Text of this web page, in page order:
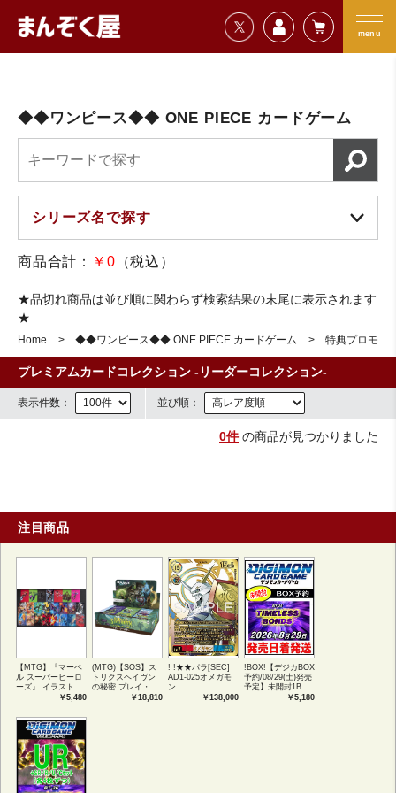
=================================
menu
まんぞく屋 格安TCG通販
◆◆ワンピース◆◆ ONE PIECE カードゲーム
商品合計： ￥0 （税込）
★品切れ商品は並び順に関わらず検索結果の末尾に表示されます
★
Home ◆◆ワンピース◆◆ ONE PIECE カードゲーム 特典プロモそ
プレミアムカードコレクション -リーダーコレクション-
表示件数： 並び順：
0件の商品が見つかりました
注目商品
【MTG】『マーベ
ル スーパーヒーロ
ーズ』 イラストコ
レクション 54種コ
アートカード(JPN)
￥5,480
(MTG)【SOS】ス
トリクスヘイヴン
の秘密 プレイ・ブ
ースター1BOX日本
￥18,810
! !★★パラ[SEC]
AD1-025オメガモ
ン
￥138,000
!BOX!【デジカBOX
予約/08/29(土)発売
予定】未開封1BOX
￥5,180